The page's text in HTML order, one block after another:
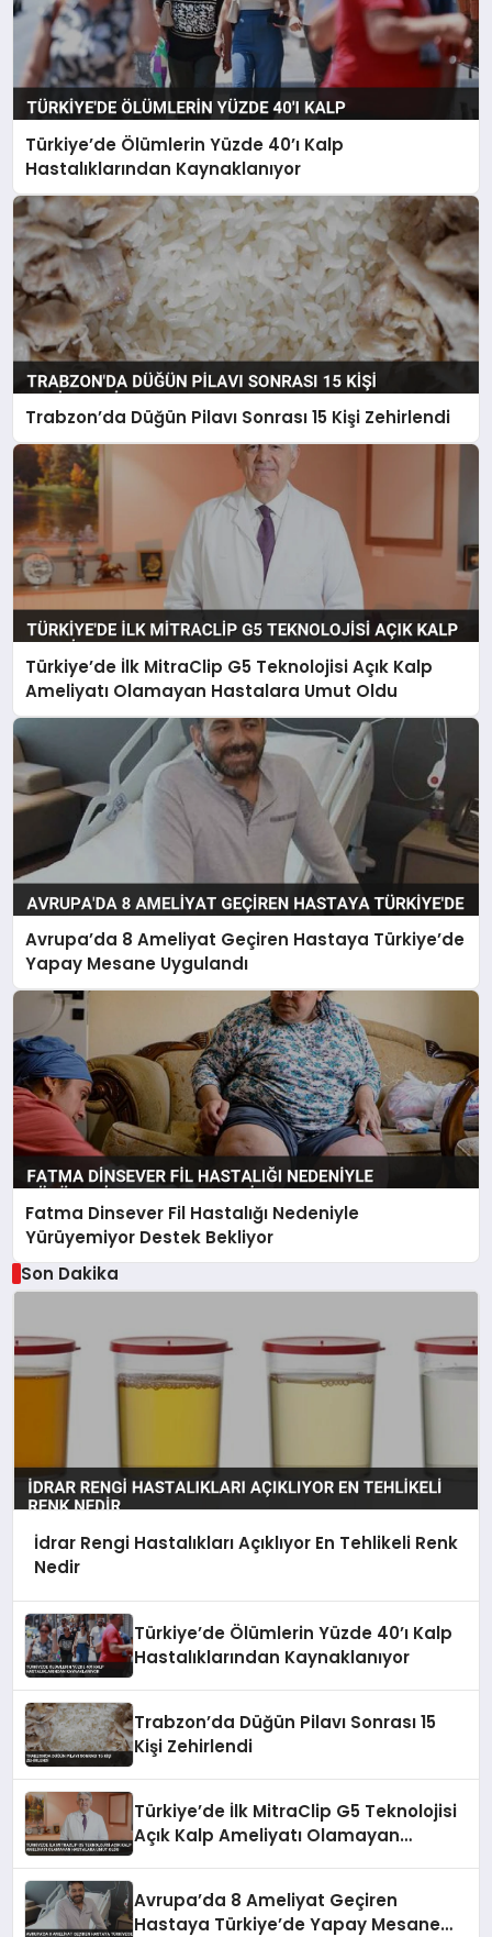
Türkiye’de Ölümlerin Yüzde 40’ı Kalp
Hastalıklarından Kaynaklanıyor
Trabzon’da Düğün Pilavı Sonrası 15 Kişi Zehirlendi
Türkiye’de İlk MitraClip G5 Teknolojisi Açık Kalp
Ameliyatı Olamayan Hastalara Umut Oldu
Avrupa’da 8 Ameliyat Geçiren Hastaya Türkiye’de
Yapay Mesane Uygulandı
Fatma Dinsever Fil Hastalığı Nedeniyle
Yürüyemiyor Destek Bekliyor
Son Dakika
İdrar Rengi Hastalıkları Açıklıyor En Tehlikeli Renk
Nedir
Türkiye’de Ölümlerin Yüzde 40’ı Kalp
Hastalıklarından Kaynaklanıyor
Trabzon’da Düğün Pilavı Sonrası 15
Kişi Zehirlendi
Türkiye’de İlk MitraClip G5 Teknolojisi
Açık Kalp Ameliyatı Olamayan
Avrupa’da 8 Ameliyat Geçiren
Hastaya Türkiye’de Yapay Mesane